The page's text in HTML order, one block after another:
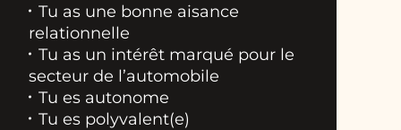
Tu as une bonne aisance
relationnelle
Tu as un intérêt marqué pour le
secteur de l’automobile
Tu es autonome
Tu es polyvalent(e)